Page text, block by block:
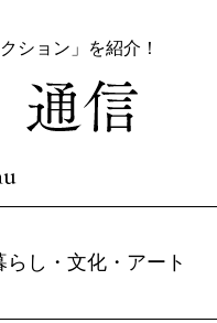
ション」を紹介！
らし・文化・アート